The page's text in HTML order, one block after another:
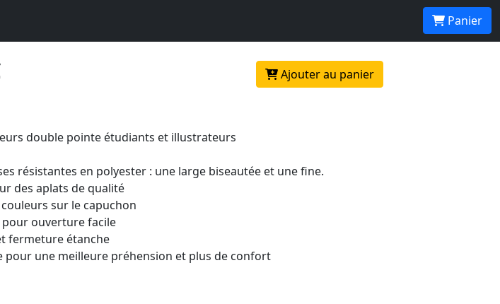
Panier
Ajouter au panier
double pointe étudiants et illustrateurs
résistantes en polyester : une large biseautée et une fine.
des aplats de qualité
sur le capuchon
ouverture facile
fermeture étanche
pour une meilleure préhension et plus de confort